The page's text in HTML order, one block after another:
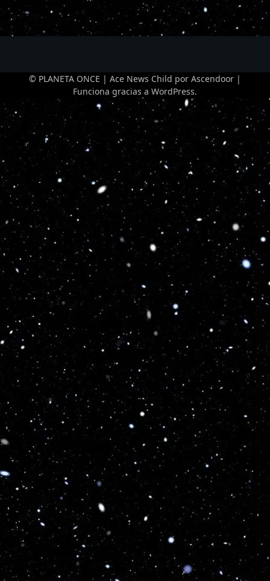
© PLANETA ONCE | Ace News Child por Ascendoor |
Funciona gracias a WordPress.